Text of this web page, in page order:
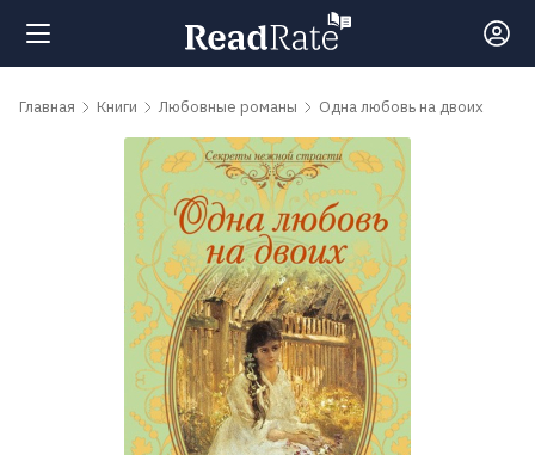
Поиск
обсуждаемые
Главная Книги Любовные романы Одна любовь на двоих